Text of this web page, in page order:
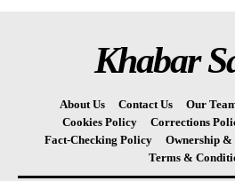
Khabar
About Us Contact Us Our
Cookies Policy
Corrections
Fact-Checking Policy
Ownership
Terms &